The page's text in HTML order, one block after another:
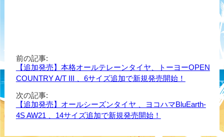
前の記事:
【追加発売】本格オールテレーンタイヤ、トーヨーOPEN
COUNTRY A/T III 、6サイズ追加で新規発売開始！
次の記事:
【追加発売】オールシーズンタイヤ 、ヨコハマBluEarth-
4S AW21 、14サイズ追加で新規発売開始！